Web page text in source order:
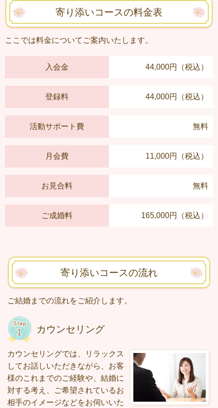
寄り添いコースの料金表
ここでは料金についてご案内いたします。
入会金 44,000円（税込）
登録料 44,000円（税込）
活動サポート費 無料
月会費 11,000円（税込）
お見合料 無料
ご成婚料 165,000円（税込）
寄り添いコースの流れ
ご結婚までの流れをご紹介します。
カウンセリング
カウンセリングでは、リラックス
してお話しいただきながら、お客
様のこれまでのご経験や、結婚に
対する考え、ご希望されているお
相手のイメージなどをお伺いいた